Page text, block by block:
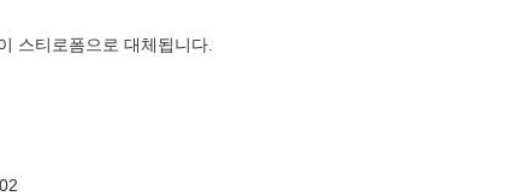
스티로폼으로 대체됩니다.